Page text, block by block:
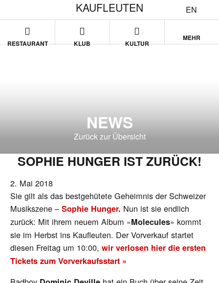
EN
KAUFLEUTEN
RESTAURANT KLUB KULTUR
MEHR
NEWS
Zurück zur Übersicht
SOPHIE HUNGER IST ZURÜCK!
2. Mai 2018
Sie gilt als das bestgehütete Geheimnis der Schweizer
Musikszene –Sophie Hunger. Nun ist sie endlich
zurück: Mit ihrem neuem Album «Molecules» kommt
sie im Herbst ins Kaufleuten. Der Vorverkauf startet
diesen Freitag um 10:00,wir verlosen hier die ersten
Tickets zum Vorverkaufsstart »